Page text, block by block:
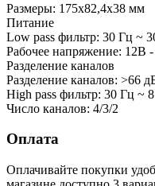
Размеры: 175x82,4x38 мм
Питание
Low pass фильтр: 30 Гц ~
Рабочее напряжение: 12В
Разделение каналов
Разделение каналов: >66
High pass фильтр: 30 Гц ~
Число каналов: 4/3/2
Оплата
Оплачивайте покупки